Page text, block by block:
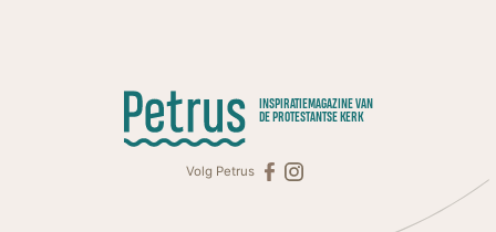
INSPIRATIEMAGAZINE VAN
DE PROTESTANTSE KERK
Volg Petrus